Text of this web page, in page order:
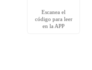
Escanea el
código para leer
en la APP